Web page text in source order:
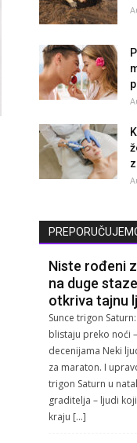
Niste rođeni
na duge
otkriva tajnu
Sunce trigon
blistaju preko noći
decenijama Neki
za maraton. I
trigon Saturn u
graditelja – ljudi
kraju […]